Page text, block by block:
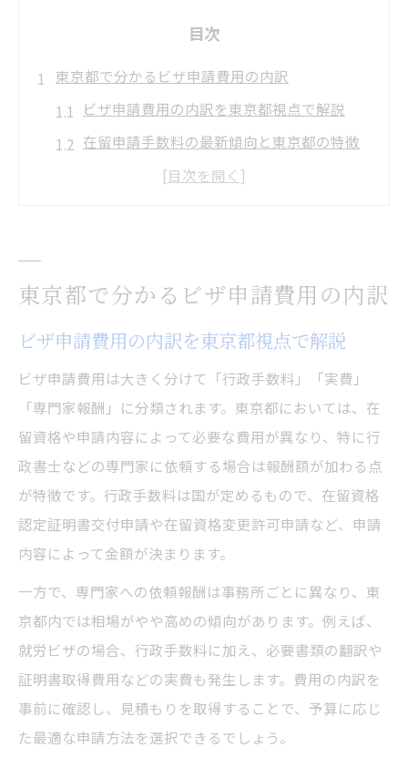
目次
東京都で分かるビザ申請費用の内訳
ビザ申請費用の内訳を東京都視点で解説
在留申請手数料の最新傾向と東京都の特徴
ビザ申請に必要な実費費用と納付方法
ビザ申請手数料最新動向と対処策
ビザ申請手数料値上げの最新ニュース解説
最新のビザ申請手数料改定ポイントとは
ビザ申請費用の節約法とオンライン活用
手数料改定情報の収集方法と注意点
費用重視なら知りたいビザ申請の裏側
ビザ申請費用を抑える節約テクニック集
会社負担のビザ更新費用と申請のポイント
行政書士依頼と自己申請の費用比較
ビザ申請手数料を安く抑える方法の実例
申請手続き別ビザ費用の違いを徹底解説
永住許可申請のビザ申請費用とその内訳
東京都で分かるビザ申請費用の内訳
ビザ申請費用の内訳を東京都視点で解説
ビザ申請費用は大きく分けて「行政手数料」「実費」
「専門家報酬」に分類されます。東京都においては、在
留資格や申請内容によって必要な費用が異なり、特に行
政書士などの専門家に依頼する場合は報酬額が加わる点
が特徴です。行政手数料は国が定めるもので、在留資格
認定証明書交付申請や在留資格変更許可申請など、申請
内容によって金額が決まります。
一方で、専門家への依頼報酬は事務所ごとに異なり、東
京都内では相場がやや高めの傾向があります。例えば、
就労ビザの場合、行政手数料に加え、必要書類の翻訳や
証明書取得費用などの実費も発生します。費用の内訳を
事前に確認し、見積もりを取得することで、予算に応じ
た最適な申請方法を選択できるでしょう。